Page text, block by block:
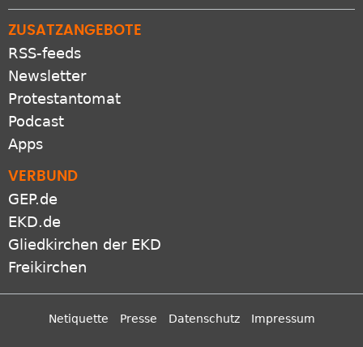
ZUSATZANGEBOTE
RSS-feeds
Newsletter
Protestantomat
Podcast
Apps
VERBUND
GEP.de
EKD.de
Gliedkirchen der EKD
Freikirchen
Netiquette Presse Datenschutz Impressum